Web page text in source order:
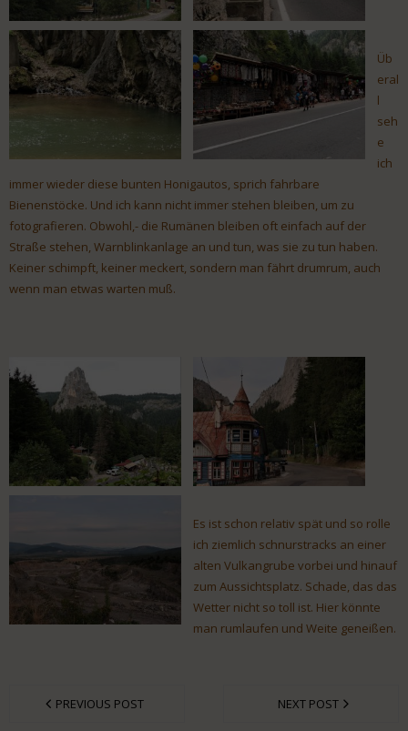
Üb
eral
l
seh
e
ich
immer wieder diese bunten Honigautos, sprich fahrbare
Bienenstöcke. Und ich kann nicht immer stehen bleiben, um zu
fotografieren. Obwohl,- die Rumänen bleiben oft einfach auf der
Straße stehen, Warnblinkanlage an und tun, was sie zu tun haben.
Keiner schimpft, keiner meckert, sondern man fährt drumrum, auch
wenn man etwas warten muß.
Es ist schon relativ spät und so rolle
ich ziemlich schnurstracks an einer
alten Vulkangrube vorbei und hinauf
zum Aussichtsplatz. Schade, das das
Wetter nicht so toll ist. Hier könnte
man rumlaufen und Weite geneißen.
PREVIOUS POST NEXT POST